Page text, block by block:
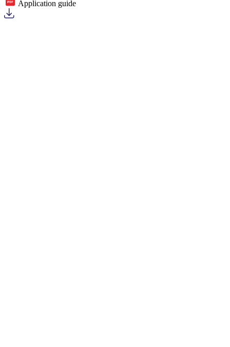
Application guide